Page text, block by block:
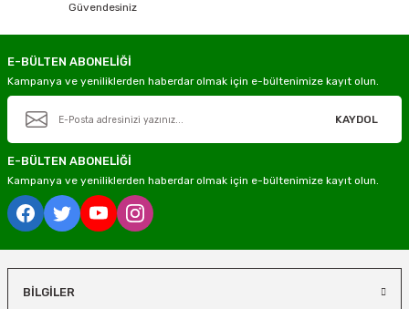
Güvendesiniz
E-BÜLTEN ABONELİĞİ
Kampanya ve yeniliklerden haberdar olmak için e-bültenimize kayıt olun.
KAYDOL
E-BÜLTEN ABONELİĞİ
Kampanya ve yeniliklerden haberdar olmak için e-bültenimize kayıt olun.
BİLGİLER